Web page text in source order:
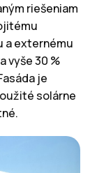
riešeniam
a externému
vyše 30 %
je
solárne